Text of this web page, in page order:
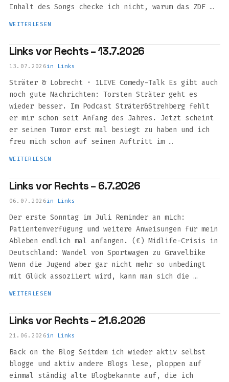
Inhalt des Songs checke ich nicht, warum das ZDF …
WEITERLESEN
Links vor Rechts – 13.7.2026
13.07.2026in Links
Sträter & Lobrecht · 1LIVE Comedy-Talk Es gibt auch
noch gute Nachrichten: Torsten Sträter geht es
wieder besser. Im Podcast Sträter&Strehberg fehlt
er mir schon seit Anfang des Jahres. Jetzt scheint
er seinen Tumor erst mal besiegt zu haben und ich
freu mich schon auf seinen Auftritt im …
WEITERLESEN
Links vor Rechts – 6.7.2026
06.07.2026in Links
Der erste Sonntag im Juli Reminder an mich:
Patientenverfügung und weitere Anweisungen für mein
Ableben endlich mal anfangen. (€) Midlife-Crisis in
Deutschland: Wandel von Sportwagen zu Gravelbike
Wenn die Jugend aber gar nicht mehr so unbedingt
mit Glück assoziiert wird, kann man sich die …
WEITERLESEN
Links vor Rechts – 21.6.2026
21.06.2026in Links
Back on the Blog Seitdem ich wieder aktiv selbst
blogge und aktiv andere Blogs lese, ploppen auf
einmal ständig alte Blogbekannte auf, die ich